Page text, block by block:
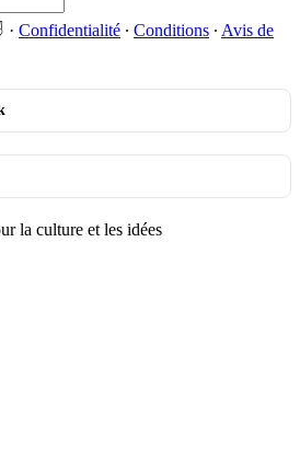
· Confidentialité ∙ Conditions ∙ Avis de
la culture et les idées